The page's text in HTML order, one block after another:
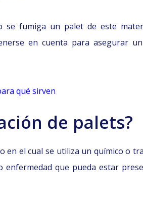
se fumiga un palet de este
en cuenta para asegurar
qué sirven
de palets?
en el cual se utiliza un químico o
que pueda estar